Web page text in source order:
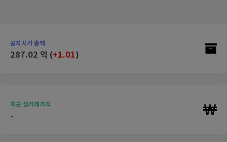
공지시가 총액
287.02 억 (+1.01)
최근 실거래가격
-